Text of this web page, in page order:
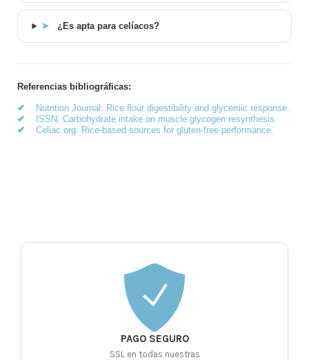
➤ ¿Es apta para celíacos?
Referencias bibliográficas:
✔ Nutrition Journal: Rice flour digestibility and glycemic response.
✔ ISSN: Carbohydrate intake on muscle glycogen resynthesis.
✔ Celiac.org: Rice-based sources for gluten-free performance.
PAGO SEGURO
SSL en todas nuestras